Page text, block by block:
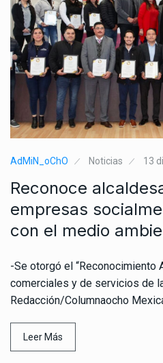
AdMiN_oChO Noticias 13
Reconoce
empresas
con el medio
-Se otorgó el “Reconocimiento
comerciales y de servicios de
Redacción/Columnaocho
Leer Más